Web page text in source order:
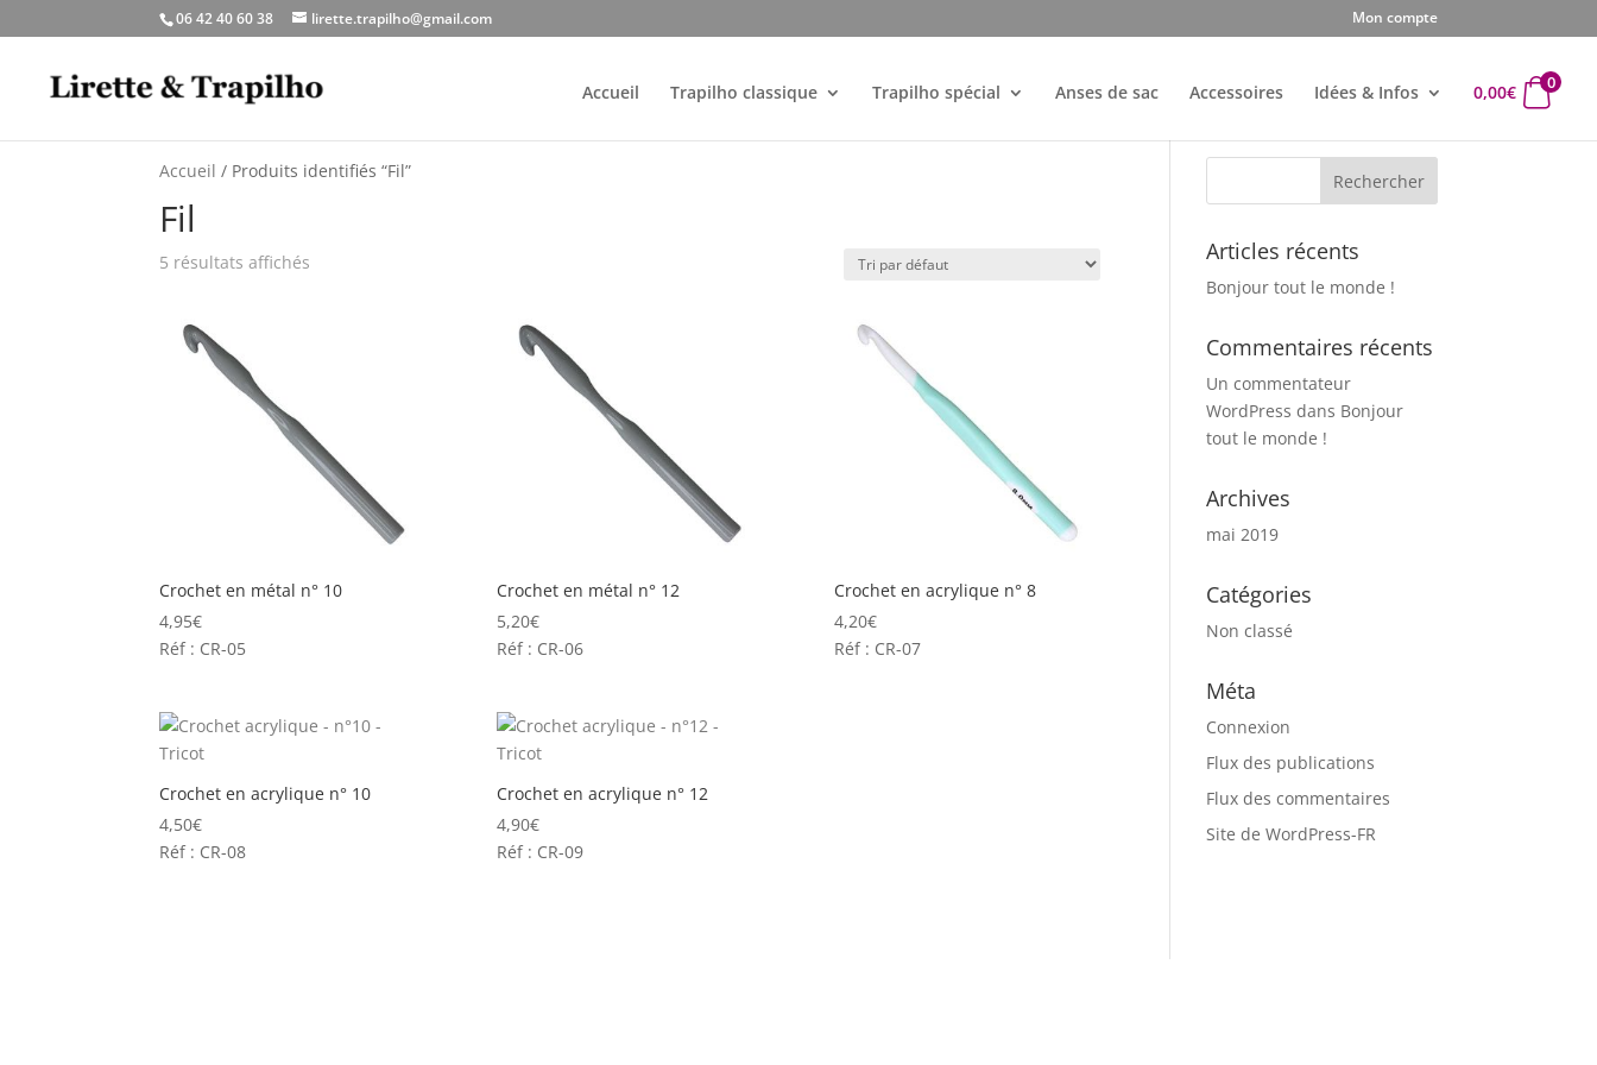
06 42 40 60 38 lirette.trapilho@gmail.com Mon compte
Accueil Trapilho classique Trapilho spécial Anses de sac Accessoires Idées & Infos 0,00€ 0
Accueil / Produits identifiés “Fil”
Fil
5 résultats affichés
Crochet en métal n° 10
4,95€
Réf : CR-05
Crochet en métal n° 12
5,20€
Réf : CR-06
Crochet en acrylique n° 8
4,20€
Réf : CR-07
Crochet en acrylique n° 10
4,50€
Réf : CR-08
Crochet en acrylique n° 12
4,90€
Réf : CR-09
Articles récents
Bonjour tout le monde !
Commentaires récents
Un commentateur
WordPress dans Bonjour
tout le monde !
Archives
mai 2019
Catégories
Non classé
Méta
Connexion
Flux des publications
Flux des commentaires
Site de WordPress-FR